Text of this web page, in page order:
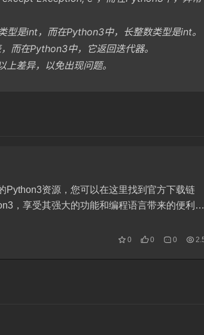
是int，而在Python3中，长整数类型是int。
而在Python3中，它返回迭代器。
差异，以免出现问题。